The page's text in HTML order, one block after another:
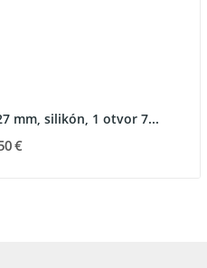
mm, silikón, 1 otvor 7...
€